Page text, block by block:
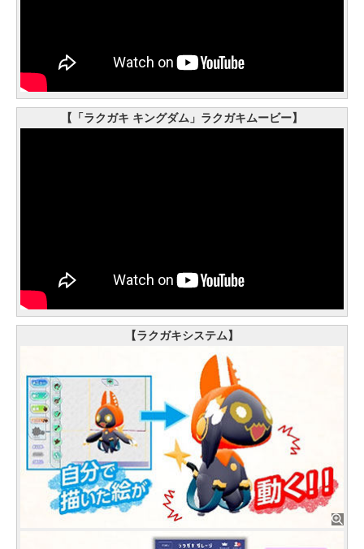
【「ラクガキ キングダム」ラクガキムービー】
【ラクガキシステム】